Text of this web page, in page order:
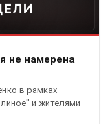
не намерена
в рамках
и жителями